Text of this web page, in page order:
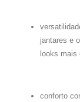
jantares e
looks mais
conforto